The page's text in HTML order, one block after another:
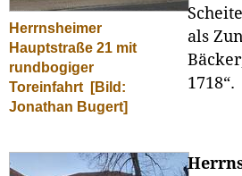
Herrnsheimer
Hauptstraße 21 mit
rundbogiger
Toreinfahrt
[Bild:
Jonathan Bugert]
als
1718“.